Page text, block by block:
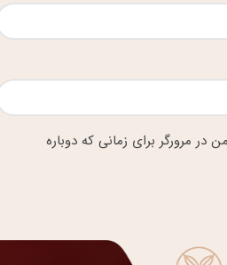
در مرورگر برای زمانی که دوباره